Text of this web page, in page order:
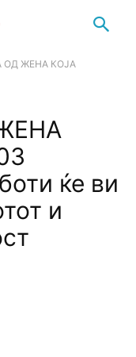
ОД ЖЕНА КОЈА
ќе ви
и